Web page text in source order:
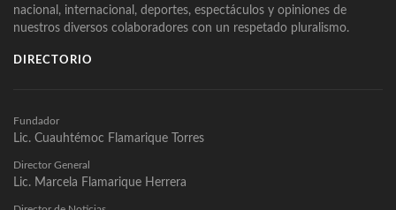
nacional, internacional, deportes, espectáculos y opiniones de
nuestros diversos colaboradores con un respetado pluralismo.
DIRECTORIO
Fundador
Lic. Cuauhtémoc Flamarique Torres
Director General
Lic. Marcela Flamarique Herrera